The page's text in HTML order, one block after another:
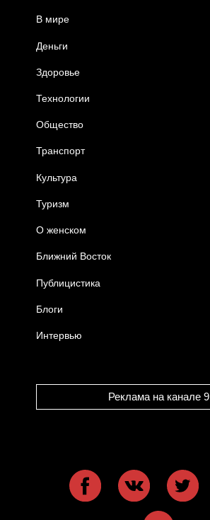
В мире
Деньги
Здоровье
Технологии
Общество
Транспорт
Культура
Туризм
О женском
Ближний Восток
Публицистика
Блоги
Интервью
Реклама на канале 9